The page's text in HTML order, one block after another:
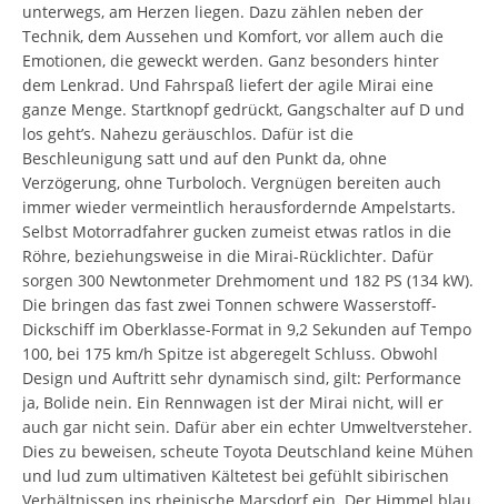
unterwegs, am Herzen liegen. Dazu zählen neben der
Technik, dem Aussehen und Komfort, vor allem auch die
Emotionen, die geweckt werden. Ganz besonders hinter
dem Lenkrad. Und Fahrspaß liefert der agile Mirai eine
ganze Menge. Startknopf gedrückt, Gangschalter auf D und
los geht’s. Nahezu geräuschlos. Dafür ist die
Beschleunigung satt und auf den Punkt da, ohne
Verzögerung, ohne Turboloch. Vergnügen bereiten auch
immer wieder vermeintlich herausfordernde Ampelstarts.
Selbst Motorradfahrer gucken zumeist etwas ratlos in die
Röhre, beziehungsweise in die Mirai-Rücklichter. Dafür
sorgen 300 Newtonmeter Drehmoment und 182 PS (134 kW).
Die bringen das fast zwei Tonnen schwere Wasserstoff-
Dickschiff im Oberklasse-Format in 9,2 Sekunden auf Tempo
100, bei 175 km/h Spitze ist abgeregelt Schluss. Obwohl
Design und Auftritt sehr dynamisch sind, gilt: Performance
ja, Bolide nein. Ein Rennwagen ist der Mirai nicht, will er
auch gar nicht sein. Dafür aber ein echter Umweltversteher.
Dies zu beweisen, scheute Toyota Deutschland keine Mühen
und lud zum ultimativen Kältetest bei gefühlt sibirischen